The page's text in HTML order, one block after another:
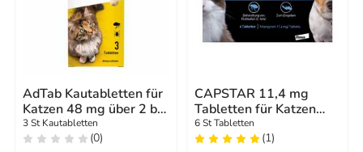
AdTab Kautabletten für
Katzen 48 mg über 2 bis
8 kg
3 St Kautabletten
(0)
CAPSTAR 11,4 mg
Tabletten für Katzen
und kleine Hunde
6 St Tabletten
(1)